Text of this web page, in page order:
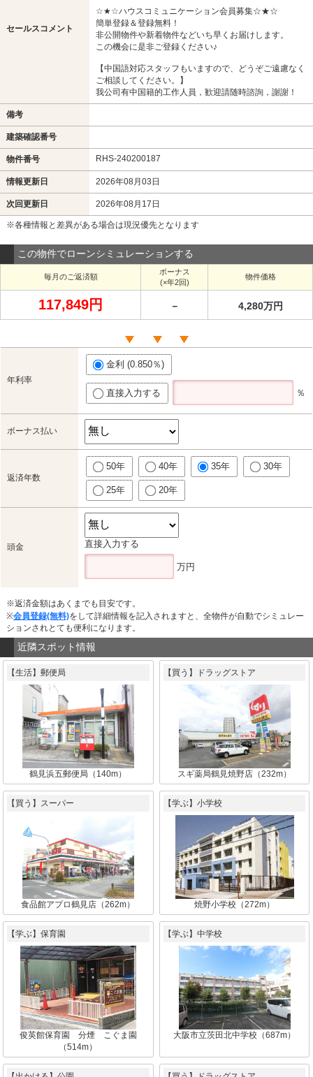
セールスコメント
☆★☆ハウスコミュニケーション会員募集☆★☆
簡単登録＆登録無料！
非公開物件や新着物件などいち早くお届けします。
この機会に是非ご登録ください♪
【中国語対応スタッフもいますので、どうぞご遠慮なく
ご相談してください。】
我公司有中国籍的工作人員，歓迎請随時諮詢，謝謝！
備考
建築確認番号
物件番号 RHS-240200187
情報更新日 2026年08月03日
次回更新日 2026年08月17日
※各種情報と差異がある場合は現況優先となります
この物件でローンシミュレーションする
毎月のご返済額
ボーナス
(×年2回)
物件価格
117,849円 － 4,280万円
年利率
金利 (0.850％)
直接入力する ％
ボーナス払い
返済年数
50年 40年 35年 30年
25年 20年
頭金 直接入力する
万円
※返済金額はあくまでも目安です。
※会員登録(無料)をして詳細情報を記入されますと、全物件が自動でシミュレー
ションされとても便利になります。
近隣スポット情報
【生活】郵便局
鶴見浜五郵便局（140m）
【買う】ドラッグストア
スギ薬局鶴見焼野店（232m）
【買う】スーパー
食品館アプロ鶴見店（262m）
【学ぶ】小学校
焼野小学校（272m）
【学ぶ】保育園
俊英館保育園 分煙 こぐま園
（514m）
【学ぶ】中学校
大阪市立茨田北中学校（687m）